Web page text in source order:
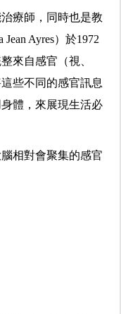
療師，同時也是教
Ayres）於1972
來自感官（視、
些不同的感官訊息
體，來展現生活必
相對會聚集的感官